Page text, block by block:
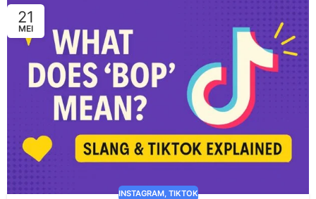
21
MEI
INSTAGRAM, TIKTOK